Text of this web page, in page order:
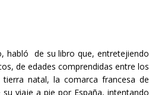
habló de su libro que, entretejiendo
de edades comprendidas entre los
natal, la comarca francesa de
viaje a pie por España, intentando